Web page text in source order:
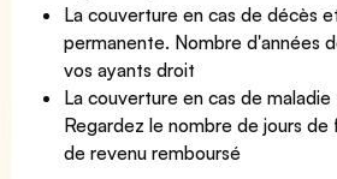
La couverture en cas de décès
permanente. Nombre d'années
vos ayants droit
La couverture en cas de
Regardez le nombre de jours
de revenu remboursé